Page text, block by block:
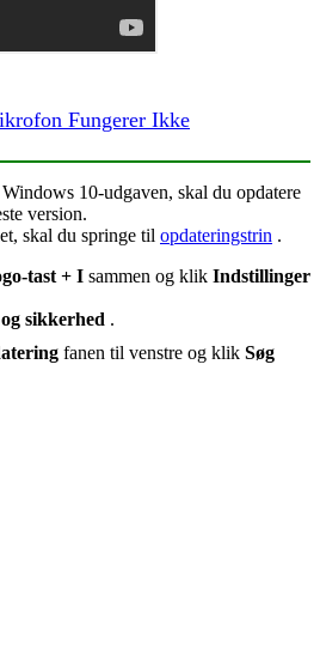
Fungerer Ikke
10-udgaven, skal du opdatere
version.
skal du springe til opdateringstrin .
tast + I sammen og klik Indstillinger
sikkerhed .
fanen til venstre og klik Søg